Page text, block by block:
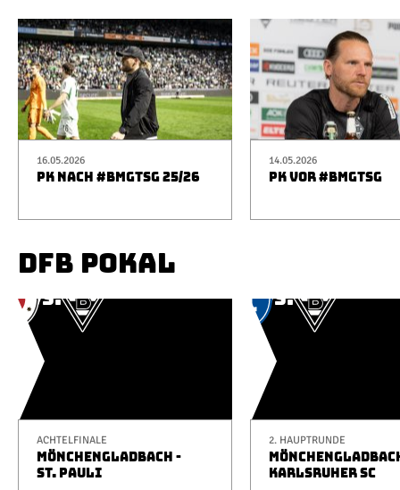
16.05.2026
PK NACH #BMGTSG 25/26
14.05.2026
PK VOR #BMGTSG
DFB POKAL
ACHTELFINALE
MÖNCHENGLADBACH -
ST. PAULI
2. HAUPTRUNDE
KARLSRUHER SC